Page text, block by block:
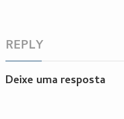
REPLY
Deixe uma resposta